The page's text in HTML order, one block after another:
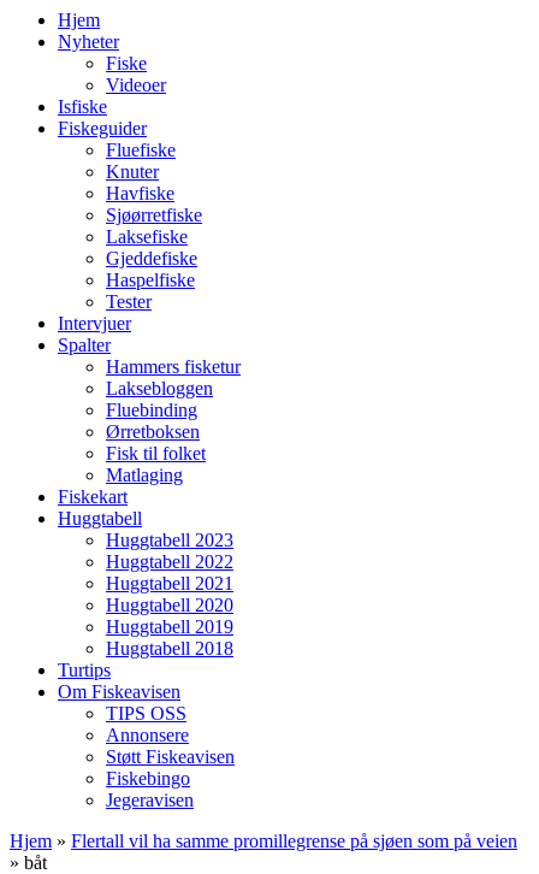
Hjem
Nyheter
Fiske
Videoer
Isfiske
Fiskeguider
Fluefiske
Knuter
Havfiske
Sjøørretfiske
Laksefiske
Gjeddefiske
Haspelfiske
Tester
Intervjuer
Spalter
Hammers fisketur
Laksebloggen
Fluebinding
Ørretboksen
Fisk til folket
Matlaging
Fiskekart
Huggtabell
Huggtabell 2023
Huggtabell 2022
Huggtabell 2021
Huggtabell 2020
Huggtabell 2019
Huggtabell 2018
Turtips
Om Fiskeavisen
TIPS OSS
Annonsere
Støtt Fiskeavisen
Fiskebingo
Jegeravisen
Hjem » Flertall vil ha samme promillegrense på sjøen som på veien
» båt